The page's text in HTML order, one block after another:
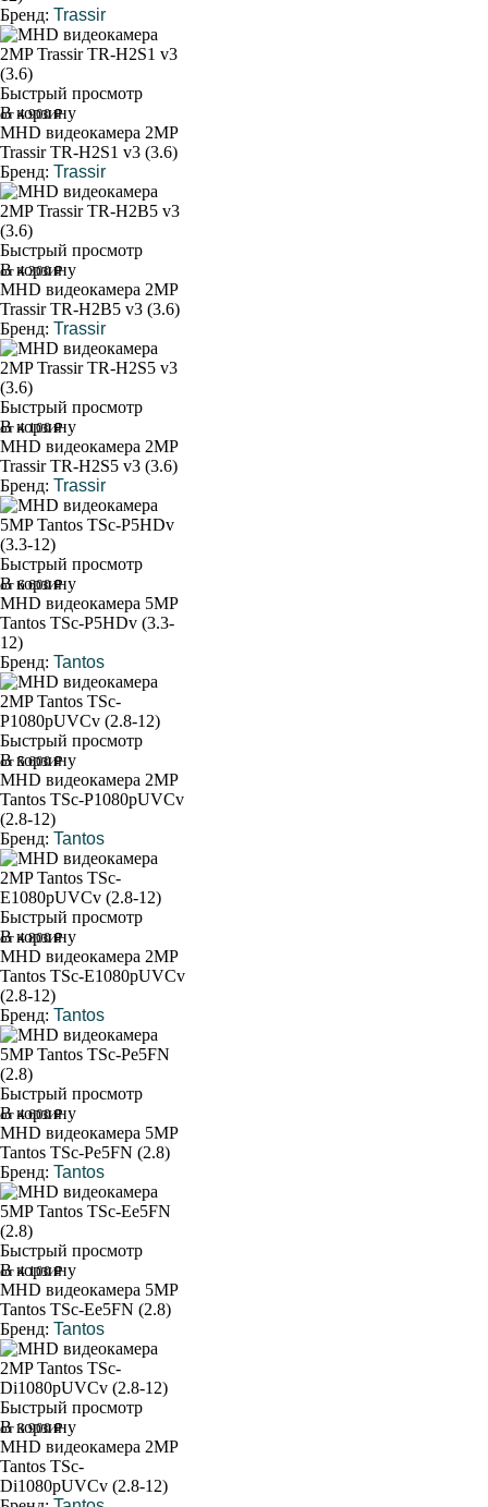
Бренд: Trassir
Быстрый просмотр
В корзину
от 4 900 ₽
MHD видеокамера 2MP
Trassir TR-H2S1 v3 (3.6)
Бренд: Trassir
Быстрый просмотр
В корзину
от 4 300 ₽
MHD видеокамера 2MP
Trassir TR-H2B5 v3 (3.6)
Бренд: Trassir
Быстрый просмотр
В корзину
от 4 100 ₽
MHD видеокамера 2MP
Trassir TR-H2S5 v3 (3.6)
Бренд: Trassir
Быстрый просмотр
В корзину
от 6 600 ₽
MHD видеокамера 5MP
Tantos TSc-P5HDv (3.3-
12)
Бренд: Tantos
Быстрый просмотр
В корзину
от 5 600 ₽
MHD видеокамера 2MP
Tantos TSc-P1080pUVCv
(2.8-12)
Бренд: Tantos
Быстрый просмотр
В корзину
от 4 800 ₽
MHD видеокамера 2MP
Tantos TSc-E1080pUVCv
(2.8-12)
Бренд: Tantos
Быстрый просмотр
В корзину
от 4 600 ₽
MHD видеокамера 5MP
Tantos TSc-Pe5FN (2.8)
Бренд: Tantos
Быстрый просмотр
В корзину
от 4 100 ₽
MHD видеокамера 5MP
Tantos TSc-Ee5FN (2.8)
Бренд: Tantos
Быстрый просмотр
В корзину
от 3 900 ₽
MHD видеокамера 2MP
Tantos TSc-
Di1080pUVCv (2.8-12)